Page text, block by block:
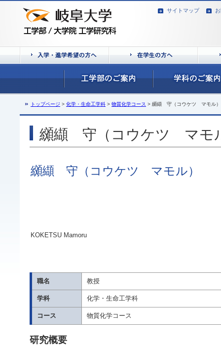
サイトマップ
トップページ > 化学・生命工学科 > 物質化学コース > 纐纈 守（コウケツ マモル）
纐纈 守（コウケツ マモ
纐纈 守（コウケツ マモル）
KOKETSU Mamoru
職名 教授
学科 化学・生命工学科
コース 物質化学コース
研究概要